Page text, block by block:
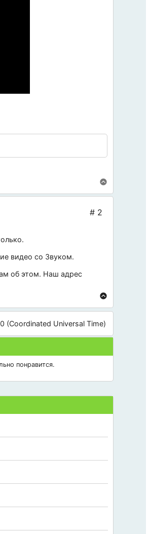
видео со Звуком.
об этом. Наш адрес
(Coordinated Universal Time)
понравится.